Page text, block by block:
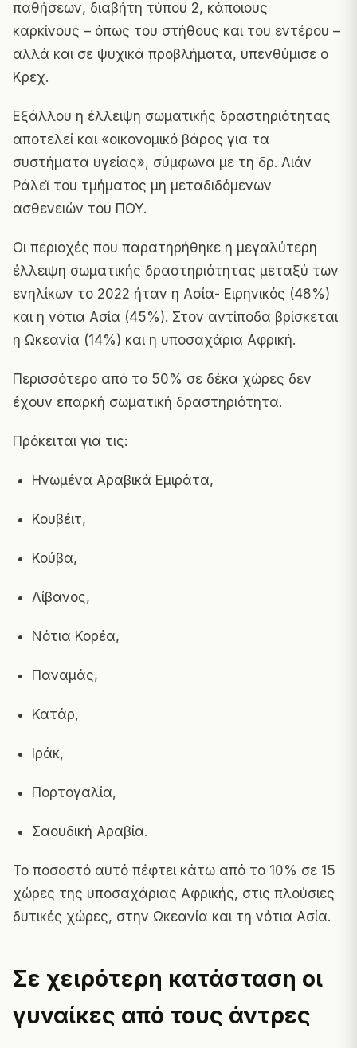
παθήσεων, διαβήτη τύπου 2, κάποιους
καρκίνους – όπως του στήθους και του εντέρου –
αλλά και σε ψυχικά προβλήματα, υπενθύμισε ο
Κρεχ.
Εξάλλου η έλλειψη σωματικής δραστηριότητας
αποτελεί και «οικονομικό βάρος για τα
συστήματα υγείας», σύμφωνα με τη δρ. Λιάν
Ράλεϊ του τμήματος μη μεταδιδόμενων
ασθενειών του ΠΟΥ.
Οι περιοχές που παρατηρήθηκε η μεγαλύτερη
έλλειψη σωματικής δραστηριότητας μεταξύ των
ενηλίκων το 2022 ήταν η Ασία- Ειρηνικός (48%)
και η νότια Ασία (45%). Στον αντίποδα βρίσκεται
η Ωκεανία (14%) και η υποσαχάρια Αφρική.
Περισσότερο από το 50% σε δέκα χώρες δεν
έχουν επαρκή σωματική δραστηριότητα.
Πρόκειται για τις:
Ηνωμένα Αραβικά Εμιράτα,
Κουβέιτ,
Κούβα,
Λίβανος,
Νότια Κορέα,
Παναμάς,
Κατάρ,
Ιράκ,
Πορτογαλία,
Σαουδική Αραβία.
Το ποσοστό αυτό πέφτει κάτω από το 10% σε 15
χώρες της υποσαχάριας Αφρικής, στις πλούσιες
δυτικές χώρες, στην Ωκεανία και τη νότια Ασία.
Σε χειρότερη κατάσταση οι
γυναίκες από τους άντρες